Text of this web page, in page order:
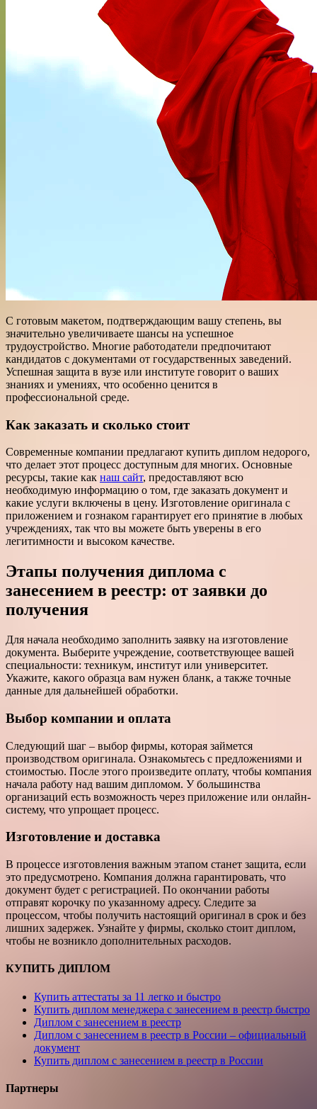
С готовым макетом, подтверждающим вашу степень, вы
значительно увеличиваете шансы на успешное
трудоустройство. Многие работодатели предпочитают
кандидатов с документами от государственных заведений.
Успешная защита в вузе или институте говорит о ваших
знаниях и умениях, что особенно ценится в
профессиональной среде.
Как заказать и сколько стоит
Современные компании предлагают купить диплом недорого,
что делает этот процесс доступным для многих. Основные
ресурсы, такие как наш сайт, предоставляют всю
необходимую информацию о том, где заказать документ и
какие услуги включены в цену. Изготовление оригинала с
приложением и гознаком гарантирует его принятие в любых
учреждениях, так что вы можете быть уверены в его
легитимности и высоком качестве.
Этапы получения диплома с
занесением в реестр: от заявки до
получения
Для начала необходимо заполнить заявку на изготовление
документа. Выберите учреждение, соответствующее вашей
специальности: техникум, институт или университет.
Укажите, какого образца вам нужен бланк, а также точные
данные для дальнейшей обработки.
Выбор компании и оплата
Следующий шаг – выбор фирмы, которая займется
производством оригинала. Ознакомьтесь с предложениями и
стоимостью. После этого произведите оплату, чтобы компания
начала работу над вашим дипломом. У большинства
организаций есть возможность через приложение или онлайн-
систему, что упрощает процесс.
Изготовление и доставка
В процессе изготовления важным этапом станет защита, если
это предусмотрено. Компания должна гарантировать, что
документ будет с регистрацией. По окончании работы
отправят корочку по указанному адресу. Следите за
процессом, чтобы получить настоящий оригинал в срок и без
лишних задержек. Узнайте у фирмы, сколько стоит диплом,
чтобы не возникло дополнительных расходов.
КУПИТЬ ДИПЛОМ
Купить аттестаты за 11 легко и быстро
Купить диплом менеджера с занесением в реестр быстро
Диплом с занесением в реестр
Диплом с занесением в реестр в России – официальный
документ
Купить диплом с занесением в реестр в России
Партнеры